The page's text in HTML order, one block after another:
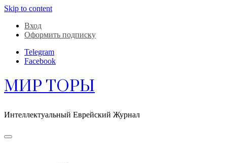
Skip to content
Вход
Оформить подписку
Telegram
Facebook
МИР ТОРЫ
Интеллектуальный Еврейский Журнал